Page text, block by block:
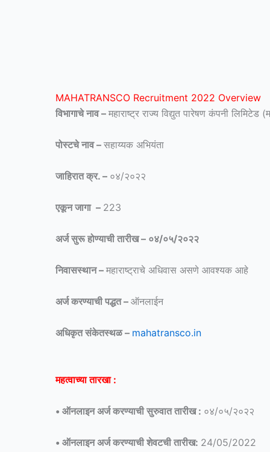
MAHATRANSCO Recruitment 2022 Overview
विभागाचे नाव – महाराष्ट्र राज्य विद्युत पारेषण कंपनी लिमिटेड
पोस्टचे नाव – सहाय्यक अभियंता
जाहिरात क्र. – ०४/२०२२
एकून जागा – 223
अर्ज सुरू होण्याची तारीख – ०४/०५/२०२२
निवासस्थान – महाराष्ट्राचे अधिवास असणे आवश्यक आहे
अर्ज करण्याची पद्धत – ऑनलाईन
अधिकृत संकेतस्थळ – mahatransco.in
महत्वाच्या तारखा :
• ऑनलाइन अर्ज करण्याची सुरुवात तारीख : ०४/०५/२०२२
• ऑनलाइन अर्ज करण्याची शेवटची तारीख: 24/05/2022